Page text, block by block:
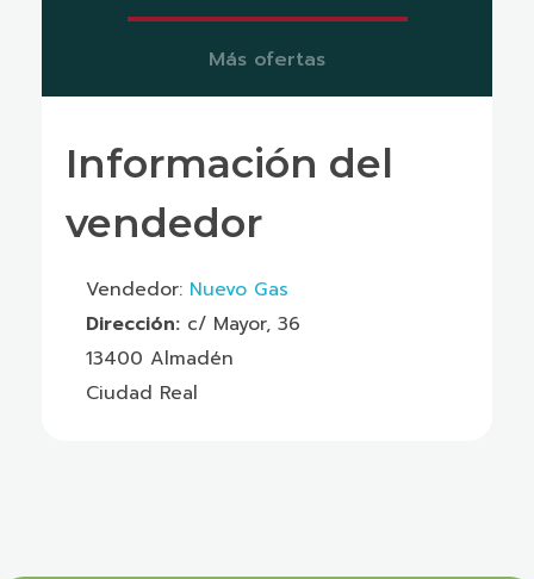
Más ofertas
Información del
vendedor
Vendedor: Nuevo Gas
Dirección: c/ Mayor, 36
13400 Almadén
Ciudad Real